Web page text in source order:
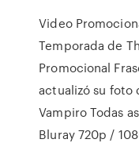
Video
Temporada de
Promocional
actualizó su foto
Vampiro Todas
Bluray 720p /